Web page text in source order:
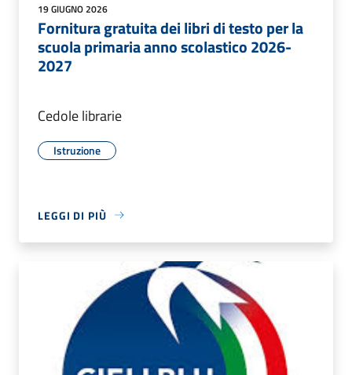
19 GIUGNO 2026
Fornitura gratuita dei libri di testo per la
scuola primaria anno scolastico 2026-
2027
Cedole librarie
Istruzione
LEGGI DI PIÙ